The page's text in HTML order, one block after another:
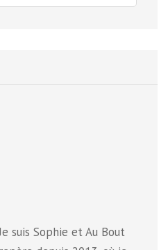
suis Sophie et Au Bout